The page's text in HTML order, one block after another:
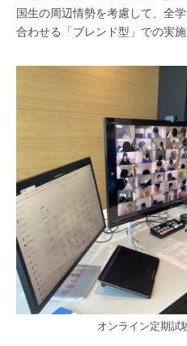
国生の周辺情勢を考慮して、全
合わせる「ブレンド型」での実施
オンライン定期試